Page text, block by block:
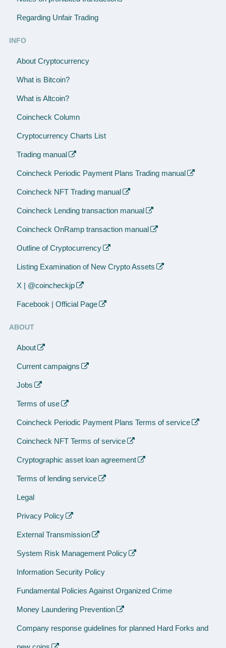
Regarding Unfair Trading
INFO
About Cryptocurrency
What is Bitcoin?
What is Altcoin?
Coincheck Column
Cryptocurrency Charts List
Trading manual
Coincheck Periodic Payment Plans Trading manual
Coincheck NFT Trading manual
Coincheck Lending transaction manual
Coincheck OnRamp transaction manual
Outline of Cryptocurrency
Listing Examination of New Crypto Assets
X | @coincheckjp
Facebook | Official Page
ABOUT
About
Current campaigns
Jobs
Terms of use
Coincheck Periodic Payment Plans Terms of service
Coincheck NFT Terms of service
Cryptographic asset loan agreement
Terms of lending service
Legal
Privacy Policy
External Transmission
System Risk Management Policy
Information Security Policy
Fundamental Policies Against Organized Crime
Money Laundering Prevention
Company response guidelines for planned Hard Forks and